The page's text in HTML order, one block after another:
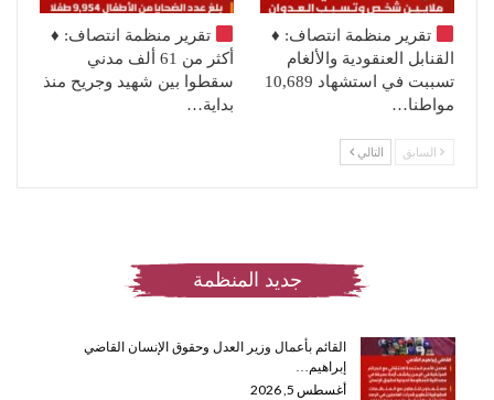
تقرير منظمة انتصاف: ♦️
القنابل العنقودية والألغام
تسببت في استشهاد 10,689
مواطنا…
تقرير منظمة انتصاف: ♦️
أكثر من 61 ألف مدني
سقطوا بين شهيد وجريح منذ
بداية…
السابق التالي
جديد المنظمة
القائم بأعمال وزير العدل وحقوق الإنسان القاضي
إبراهيم…
أغسطس 5, 2026